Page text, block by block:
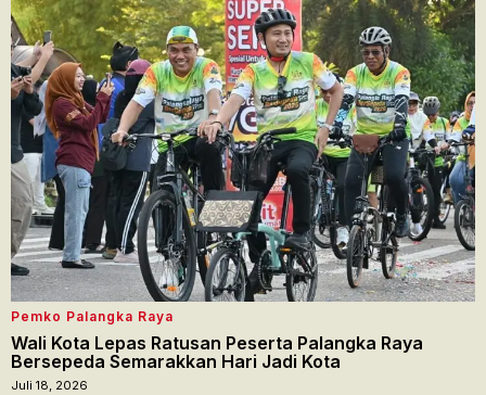
Pemko Palangka Raya
Wali Kota Lepas Ratusan Peserta Palangka Raya
Bersepeda Semarakkan Hari Jadi Kota
Juli 18, 2026